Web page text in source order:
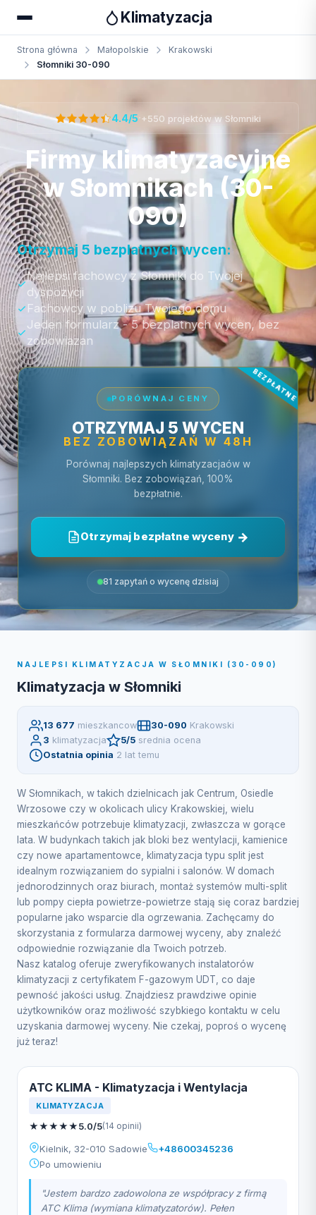
Klimatyzacja
Strona główna Małopolskie
Krakowski
Słomniki 30-090
Otrzymaj bezpłatną wycenę
4.4/5 +550 projektów w Słomniki
Firmy klimatyzacyjne
w Słomnikach (30-
090)
Otrzymaj 5 bezplatnych wycen:
Najlepsi fachowcy z Słomniki do Twojej
dyspozycji
Fachowcy w poblizu Twojego domu
Jeden formularz - 5 bezplatnych wycen, bez
zobowiazan
PORÓWNAJ CENY
OTRZYMAJ 5 WYCEN
BEZ ZOBOWIĄZAŃ W 48H
Porównaj najlepszych klimatyzacjaów w
Słomniki. Bez zobowiązań, 100%
bezpłatnie.
Otrzymaj bezpłatne wyceny
81 zapytań o wycenę dzisiaj
NAJLEPSI KLIMATYZACJA W SŁOMNIKI (30-090)
Klimatyzacja w Słomniki
13 677 mieszkancow 30-090 Krakowski
3 klimatyzacja 5/5 srednia ocena
Ostatnia opinia 2 lat temu
W Słomnikach, w takich dzielnicach jak Centrum, Osiedle
Wrzosowe czy w okolicach ulicy Krakowskiej, wielu
mieszkańców potrzebuje klimatyzacji, zwłaszcza w gorące
lata. W budynkach takich jak bloki bez wentylacji, kamienice
czy nowe apartamentowce, klimatyzacja typu split jest
idealnym rozwiązaniem do sypialni i salonów. W domach
jednorodzinnych oraz biurach, montaż systemów multi-split
lub pompy ciepła powietrze-powietrze stają się coraz bardziej
popularne jako wsparcie dla ogrzewania. Zachęcamy do
skorzystania z formularza darmowej wyceny, aby znaleźć
odpowiednie rozwiązanie dla Twoich potrzeb.
Nasz katalog oferuje zweryfikowanych instalatorów
klimatyzacji z certyfikatem F-gazowym UDT, co daje
pewność jakości usług. Znajdziesz prawdziwe opinie
użytkowników oraz możliwość szybkiego kontaktu w celu
uzyskania darmowej wyceny. Nie czekaj, poproś o wycenę
już teraz!
ATC KLIMA - Klimatyzacja i Wentylacja
KLIMATYZACJA
★★★★★5.0/5(14 opinii)
Kielnik, 32-010 Sadowie
+48600345236
Po umowieniu
"Jestem bardzo zadowolona ze współpracy z firmą
ATC Klima (wymiana klimatyzatorów). Pełen